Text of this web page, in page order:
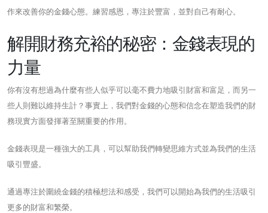
作來改善你的金錢心態。練習感恩，專注於豐富，並對自己有耐心。
解開財務充裕的秘密：金錢表現的
力量
你有沒有想過為什麼有些人似乎可以毫不費力地吸引財富和富足，而另一
些人則難以維持生計？事實上，我們對金錢的心態和信念在塑造我們的財
務現實方面發揮著至關重要的作用。
金錢表現是一種強大的工具，可以幫助我們轉變思維方式並為我們的生活
吸引豐盛。
通過專注於圍繞金錢的積極想法和感受，我們可以開始為我們的生活吸引
更多的財富和繁榮。